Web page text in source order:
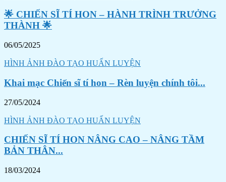
🌟 CHIẾN SĨ TÍ HON – HÀNH TRÌNH TRƯỞNG
THÀNH 🌟
06/05/2025
HÌNH ẢNH ĐÀO TẠO HUẤN LUYỆN
Khai mạc Chiến sĩ tí hon – Rèn luyện chính tôi...
27/05/2024
HÌNH ẢNH ĐÀO TẠO HUẤN LUYỆN
CHIẾN SĨ TÍ HON NÂNG CAO – NÂNG TẦM
BẢN THÂN...
18/03/2024